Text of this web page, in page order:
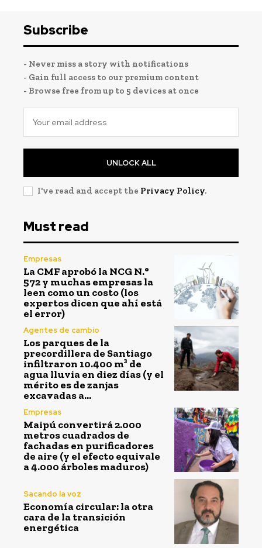
Subscribe
- Never miss a story with notifications
- Gain full access to our premium content
- Browse free from up to 5 devices at once
UNLOCK ALL
I've read and accept the Privacy Policy.
Must read
Empresas
La CMF aprobó la NCG N.°
572 y muchas empresas la
leen como un costo (los
expertos dicen que ahí está
el error)
Agentes de cambio
Los parques de la
precordillera de Santiago
infiltraron 10.400 m³ de
agua lluvia en diez días (y el
mérito es de zanjas
excavadas a...
Empresas
Maipú convertirá 2.000
metros cuadrados de
fachadas en purificadores
de aire (y el efecto equivale
a 4.000 árboles maduros)
Sacando la voz
Economía circular: la otra
cara de la transición
energética